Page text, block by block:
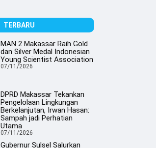
TERBARU
MAN 2 Makassar Raih Gold
dan Silver Medal Indonesian
Young Scientist Association
07/11/2026
DPRD Makassar Tekankan
Pengelolaan Lingkungan
Berkelanjutan, Irwan Hasan:
Sampah jadi Perhatian
Utama
07/11/2026
Gubernur Sulsel Salurkan